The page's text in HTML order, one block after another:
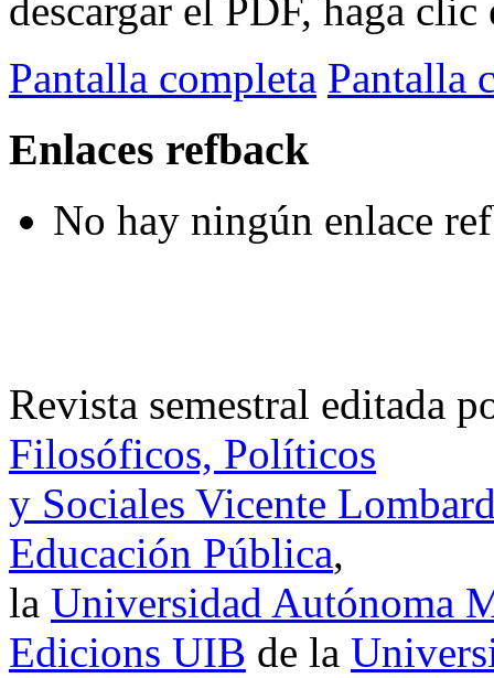
descargar el PDF, haga
Pantalla completa Pantalla
Enlaces refback
No hay ningún enlace
Revista semestral editada
Filosóficos, Políticos
y Sociales Vicente
Educación Pública,
la Universidad Autónoma
Edicions UIB de la